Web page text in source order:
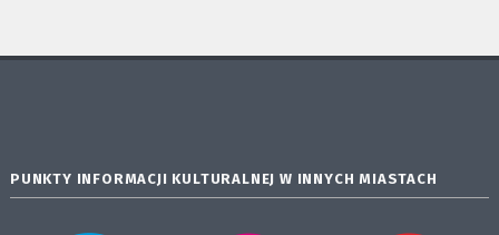
PUNKTY INFORMACJI KULTURALNEJ W INNYCH MIASTACH